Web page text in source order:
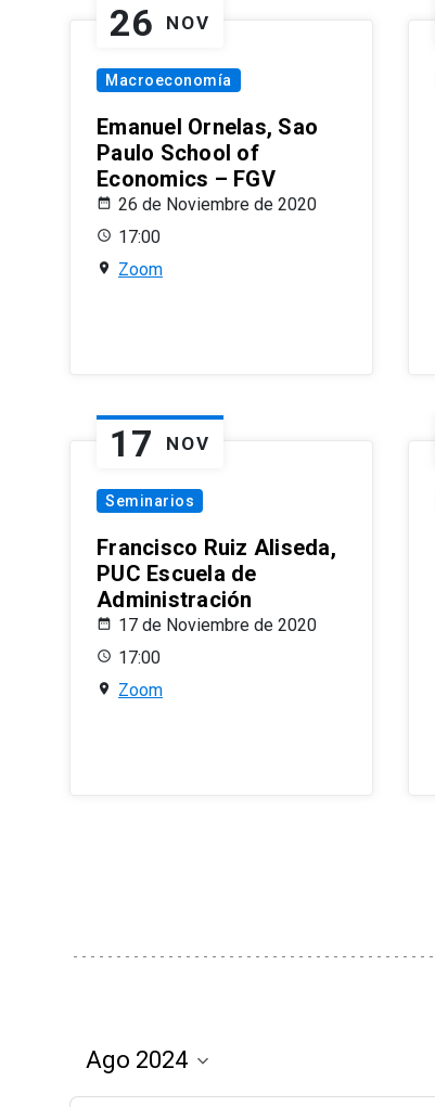
26 NOV
Macroeconomía
Emanuel Ornelas, Sao
Paulo School of
Economics – FGV
26 de Noviembre de 2020
17:00
Zoom
17 NOV
Seminarios
Francisco Ruiz Aliseda,
PUC Escuela de
Administración
17 de Noviembre de 2020
17:00
Zoom